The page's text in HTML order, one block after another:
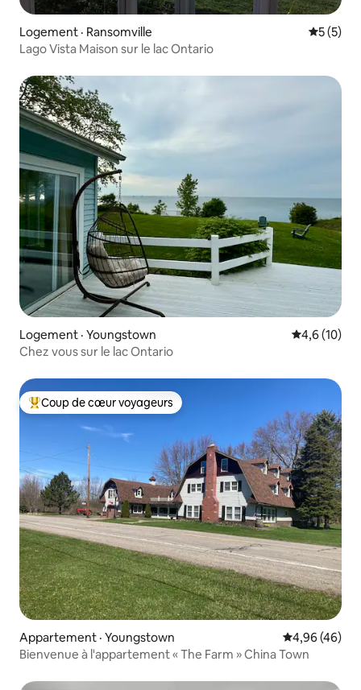
Logement · Ransomville Note
5 (5)
Lago Vista Maison sur le lac Ontario
Logement · Youngstown Note
4,6 (10)
Chez vous sur le lac Ontario
Coup de cœur voyageurs parmi les plus aimés
Coup de cœur voyageurs
Appartement · Youngstown Note
4,96 (46)
Bienvenue à l'appartement « The Farm » China Town